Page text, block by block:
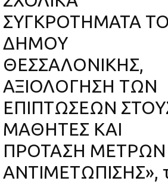
ΣΥΓΚΡΟΤΗΜΑΤΑ
ΔΗΜΟΥ
ΘΕΣΣΑΛΟΝΙΚΗΣ,
ΑΞΙΟΛΟΓΗΣΗ ΤΩΝ
ΕΠΙΠΤΩΣΕΩΝ
ΜΑΘΗΤΕΣ ΚΑΙ
ΠΡΟΤΑΣΗ ΜΕΤΡΩΝ
ΑΝΤΙΜΕΤΩΠΙΣΗΣ»,